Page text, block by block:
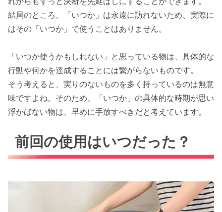
結局のところ、「いつか」は永遠に訪れないため、実際に
はその「いつか」で使うことはありません。
「いつか使うかもしれない」と思っている物は、具体的な
行動や何かを達成することには繋がらないものです。
そう考えると、実りのないものを多く持っているのは無意
味ですよね。そのため、「いつか」の具体的な時期が思い
浮かばない物は、早めに手放すべきだと考えています。
前回の使用はいつだった？